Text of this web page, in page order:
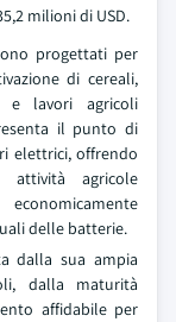
milioni di USD.
progettati per
di cereali,
e lavori agricoli
il punto di
elettrici, offrendo
agricole
delle batterie.
dalla sua ampia
dalla maturità
affidabile per